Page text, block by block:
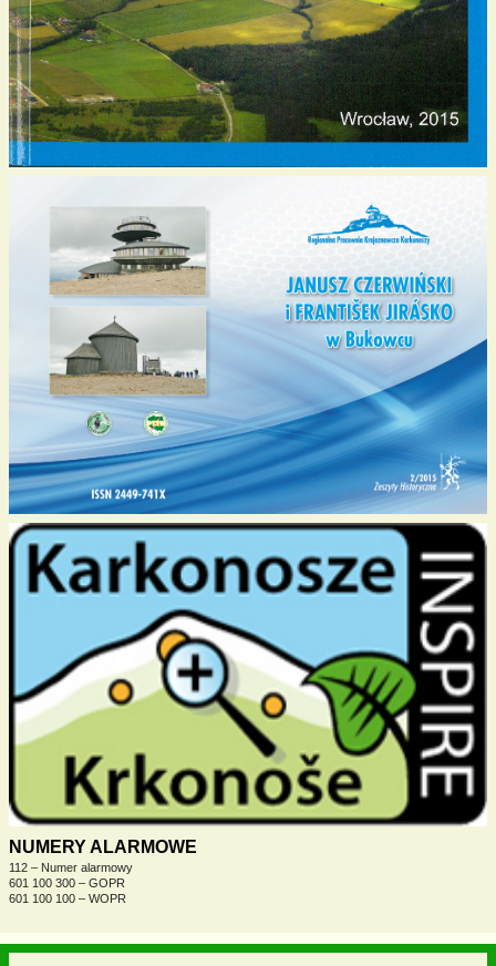
NUMERY ALARMOWE
112 – Numer alarmowy
601 100 300 – GOPR
601 100 100 – WOPR